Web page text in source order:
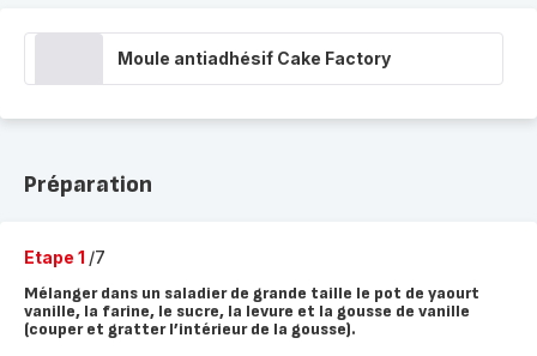
Moule antiadhésif Cake Factory
Préparation
Etape 1 /7
Mélanger dans un saladier de grande taille le pot de yaourt
vanille, la farine, le sucre, la levure et la gousse de vanille
(couper et gratter l’intérieur de la gousse).